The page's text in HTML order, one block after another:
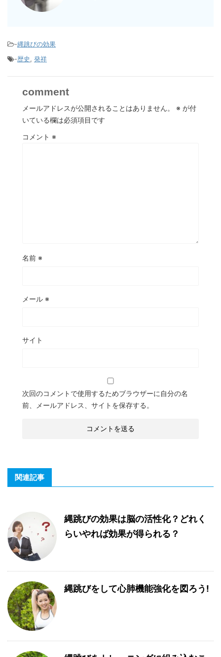
-縄跳びの効果
-歴史, 発祥
comment
メールアドレスが公開されることはありません。 ※ が付
いている欄は必須項目です
コメント ※
名前 ※
メール ※
サイト
次回のコメントで使用するためブラウザーに自分の名
前、メールアドレス、サイトを保存する。
関連記事
縄跳びの効果は脳の活性化？どれく
らいやれば効果が得られる？
縄跳びをして心肺機能強化を図ろう!